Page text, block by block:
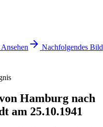
Nachfolgendes Bild
Hamburg nach
am 25.10.1941